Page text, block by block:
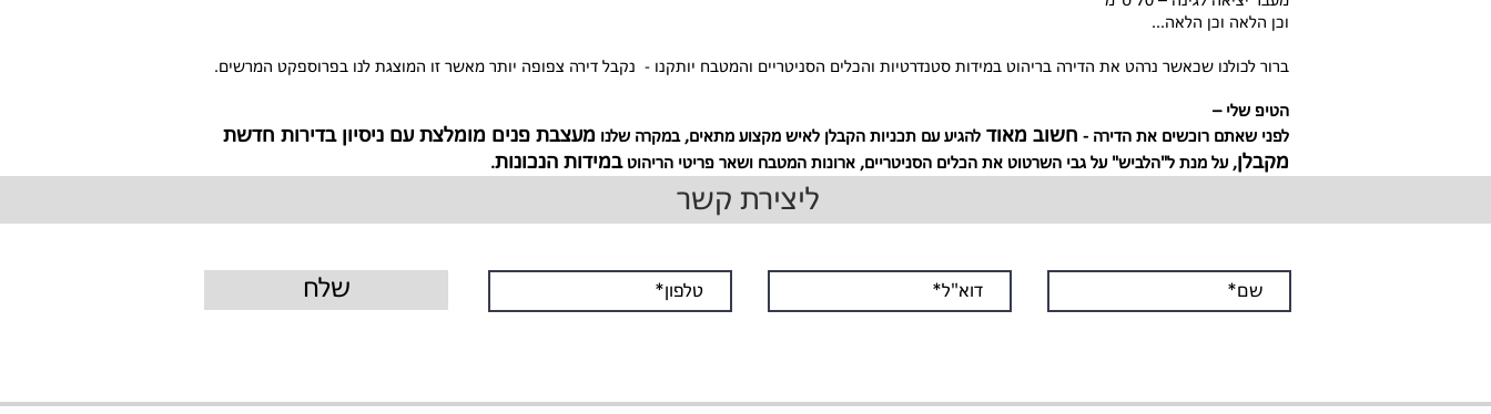
וכן הלאה וכן הלאה...
ברור לכולנו שכאשר נרהט את הדירה בריהוט במידות סטנדרטיות והכלים הסניטריים והמטבח יותקנו - נקבל דירה צפופה יותר מאשר זו המוצגת לנו בפרוספקט המרשים.
הטיפ שלי –
לפני שאתם רוכשים את הדירה - חשוב מאוד להגיע עם תכניות הקבלן לאיש מקצוע מתאים, במקרה שלנו מעצבת פנים מומלצת עם ניסיון בדירות חדשת
מקבלן, על מנת ל"הלביש" על גבי השרטוט את הכלים הסניטריים, ארונות המטבח ושאר פריטי הריהוטבמידות הנכונות.
ליצירת קשר
שלח